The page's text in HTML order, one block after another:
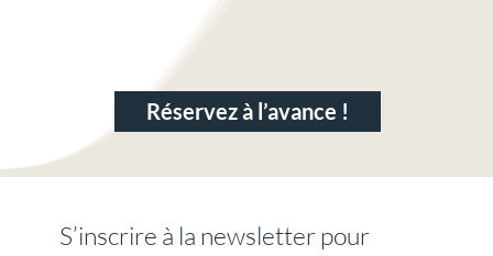
Réservez à l’avance !
S’inscrire à la newsletter pour